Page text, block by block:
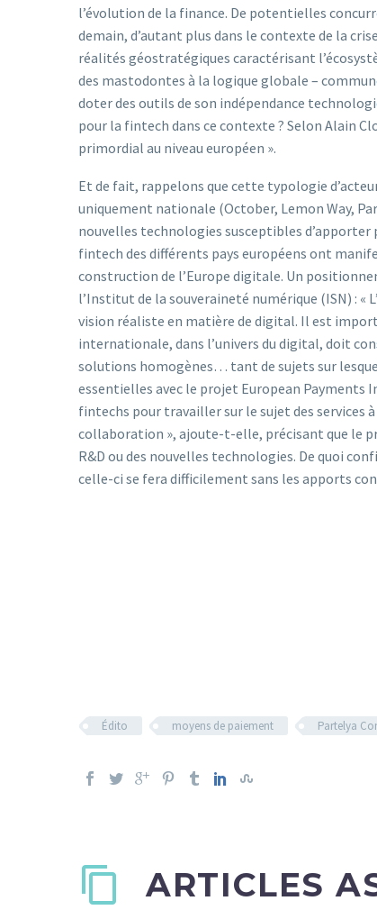
l’évolution de la finance. De potentielles
demain, d’autant plus dans le contexte de la
réalités géostratégiques caractérisant
des mastodontes à la logique globale –
doter des outils de son indépendance
pour la fintech dans ce contexte ? Selon Alain
primordial au niveau européen ».
Et de fait, rappelons que cette typologie
uniquement nationale (October, Lemon Way,
nouvelles technologies susceptibles d’apporter
fintech des différents pays européens ont
construction de l’Europe digitale. Un
l’Institut de la souveraineté numérique (ISN) :
vision réaliste en matière de digital. Il est
internationale, dans l’univers du digital, doit
solutions homogènes… tant de sujets sur
essentielles avec le projet European Payments
fintechs pour travailler sur le sujet des services
collaboration », ajoute-t-elle, précisant que le
R&D ou des nouvelles technologies. De quoi
celle-ci se fera difficilement sans les apports
Édito moyens de paiement Partelya
ARTICLES